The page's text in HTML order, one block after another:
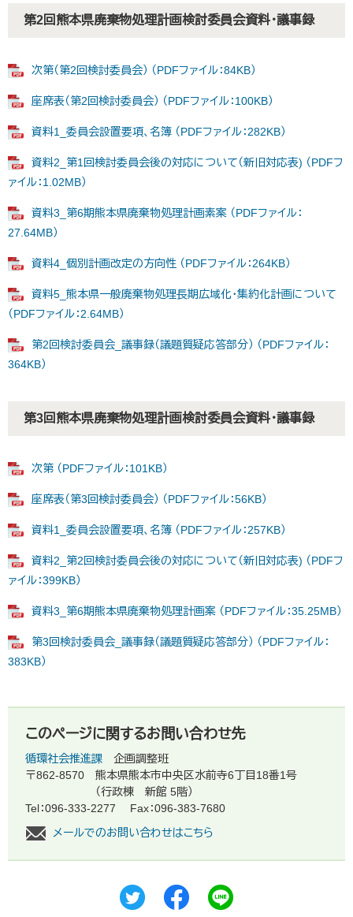
第2回熊本県廃棄物処理計画検討委員会資料・議事録
次第（第2回検討委員会） （PDFファイル：84KB）
座席表（第2回検討委員会） （PDFファイル：100KB）
資料1_委員会設置要項、名簿 （PDFファイル：282KB）
資料2_第1回検討委員会後の対応について（新旧対応表) （PDFフ
ァイル：1.02MB）
資料3_第6期熊本県廃棄物処理計画素案 （PDFファイル：
27.64MB）
資料4_個別計画改定の方向性 （PDFファイル：264KB）
資料5_熊本県一般廃棄物処理長期広域化・集約化計画について
（PDFファイル：2.64MB）
第2回検討委員会_議事録（議題質疑応答部分） （PDFファイル：
364KB）
第3回熊本県廃棄物処理計画検討委員会資料・議事録
次第 （PDFファイル：101KB）
座席表（第3回検討委員会） （PDFファイル：56KB）
資料1_委員会設置要項、名簿 （PDFファイル：257KB）
資料2_第2回検討委員会後の対応について（新旧対応表) （PDFフ
ァイル：399KB）
資料3_第6期熊本県廃棄物処理計画案 （PDFファイル：35.25MB）
第3回検討委員会_議事録（議題質疑応答部分） （PDFファイル：
383KB）
このページに関するお問い合わせ先
循環社会推進課
企画調整班
〒862-8570
熊本県熊本市中央区水前寺6丁目18番1号
（行政棟 新館 5階）
Tel：096-333-2277
Fax：096-383-7680
メールでのお問い合わせはこちら